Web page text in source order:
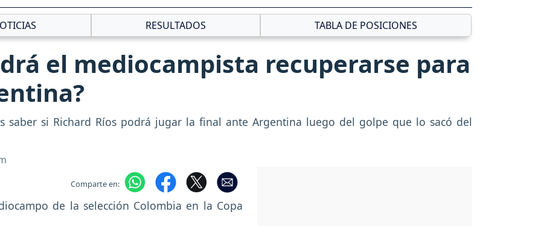
RESULTADOS TABLA DE POSICIONES
el mediocampista recuperarse para
saber si Richard Ríos podrá jugar la final ante Argentina luego del golpe que lo sacó del
Comparte en: